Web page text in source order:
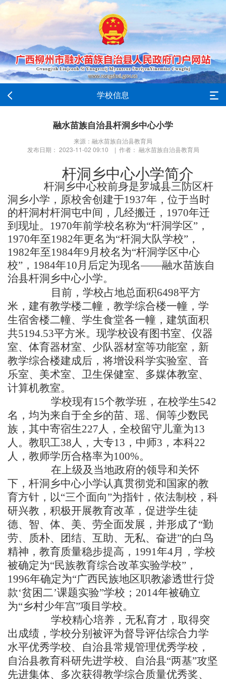
学校信息
融水苗族自治县杆洞乡中心小学
来源：融水苗族自治县教育局
发布日期： 2023-11-02 09:10 | 作者： 融水苗族自治县教育局
杆洞乡中心小学简介
杆洞乡中心校前身是罗城县三防区杆
洞乡小学，原校舍创建于1937年，位于当时
的杆洞村杆洞屯中间，几经搬迁，1970年迁
到现址。1970年前学校名称为“杆洞学区”，
1970年至1982年更名为“杆洞大队学校”，
1982年至1984年9月校名为“杆洞学区中心
校”，1984年10月后定为现名——融水苗族自
治县杆洞乡中心小学。
目前，学校占地总面积6498平方
米，建有教学楼二幢，教学综合楼一幢，学
生宿舍楼二幢、学生食堂各一幢，建筑面积
共5194.53平方米。现学校设有图书室、仪器
室、体育器材室、少队器材室等功能室，新
教学综合楼建成后，将增设科学实验室、音
乐室、美术室、卫生保健室、多媒体教室、
计算机教室。
学校现有15个教学班，在校学生542
名，均为来自于全乡的苗、瑶、侗等少数民
族，其中寄宿生227人，全校留守儿童为13
人。教职工38人，大专13，中师3，本科22
人，教师学历合格率为100%。
在上级及当地政府的领导和关怀
下，杆洞乡中心小学认真贯彻党和国家的教
育方针，以“三个面向”为指针，依法制校，科
研兴教，积极开展教育改革，促进学生徒
德、智、体、美、劳全面发展，并形成了“勤
劳、质朴、团结、互助、无私、奋进”的白鸟
精神，教育质量稳步提高，1991年4月，学校
被确定为“民族教育综合改革实验学校”，
1996年确定为“广西民族地区职教渗透世行贷
款‘贫困二’课题实验”学校；2014年被确立
为“乡村少年宫”项目学校。
学校精心培养，无私育才，取得突
出成绩，学校分别被评为督导评估综合力学
水平优秀学校、自治县常规管理优秀学校，
自治县教育科研先进学校、自治县“两基”攻坚
先进集体、多次获得教学综合质量优秀奖、